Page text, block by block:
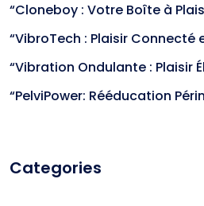
“Cloneboy : Votre Boîte à
“VibroTech : Plaisir Connecté
“Vibration Ondulante : Plaisir
“PelviPower: Rééducation
Categories